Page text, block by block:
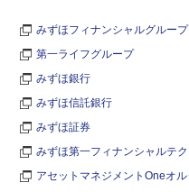
みずほフィナンシャルグループ
第一ライフグループ
みずほ銀行
みずほ信託銀行
みずほ証券
みずほ第一フィナンシャルテ
アセットマネジメントOneオ